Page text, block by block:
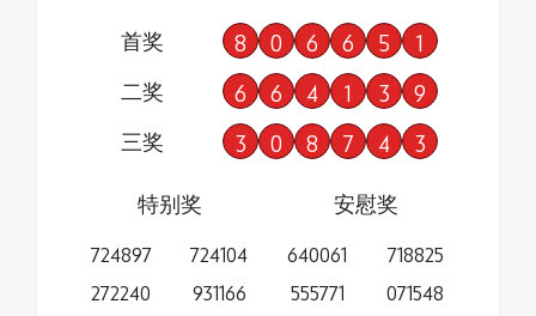
首奖 8 0 6 6 5 1
二奖 6 6 4 1 3 9
三奖 3 0 8 7 4 3
特别奖
724897
272240
724104
931166
安慰奖
640061
555771
718825
071548